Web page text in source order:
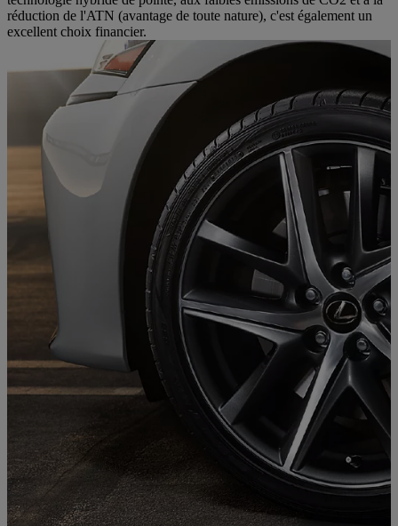
réduction de l'ATN (avantage de toute nature), c'est également un
excellent choix financier.